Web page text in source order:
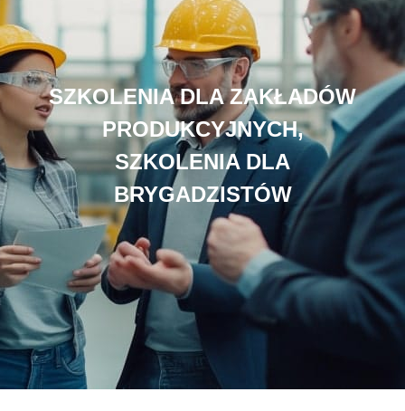
SZKOLENIA DLA ZAKŁADÓW
PRODUKCYJNYCH,
SZKOLENIA DLA
BRYGADZISTÓW